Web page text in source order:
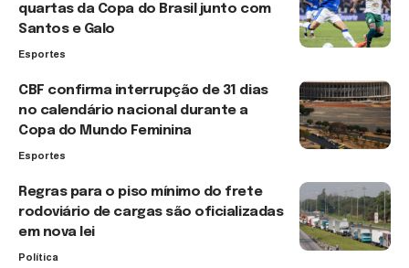
quartas da Copa do Brasil junto com
Santos e Galo
Esportes
CBF confirma interrupção de 31 dias
no calendário nacional durante a
Copa do Mundo Feminina
Esportes
Regras para o piso mínimo do frete
rodoviário de cargas são oficializadas
em nova lei
Política